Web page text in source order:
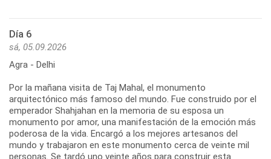
Día 6
sá, 05.09.2026
Agra - Delhi
Por la mañana visita de Taj Mahal, el monumento
arquitectónico más famoso del mundo. Fue construido por el
emperador Shahjahan en la memoria de su esposa un
monumento por amor, una manifestación de la emoción más
poderosa de la vida. Encargó a los mejores artesanos del
mundo y trabajaron en este monumento cerca de veinte mil
personas. Se tardó uno veinte años para construir esta